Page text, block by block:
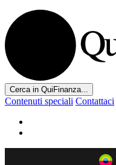
Cerca in QuiFinanza...
Contenuti speciali Contattaci